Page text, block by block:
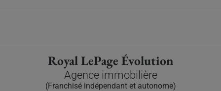
Royal LePage Évolution
Agence immobilière
(Franchisé indépendant et autonome)